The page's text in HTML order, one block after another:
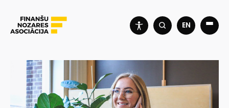
EN